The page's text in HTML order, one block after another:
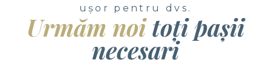
ușor pentru dvs.
Urmăm noitoți pașii
necesari